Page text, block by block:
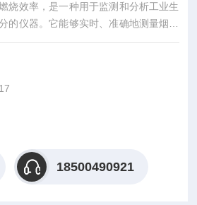
烧效率，是一种用于监测和分析工业生
的仪器。它能够实时、准确地测量烟气
化硫(SO2)、氮氧化物(NOx)、一氧化
排和环境保护的目标。
18500490921